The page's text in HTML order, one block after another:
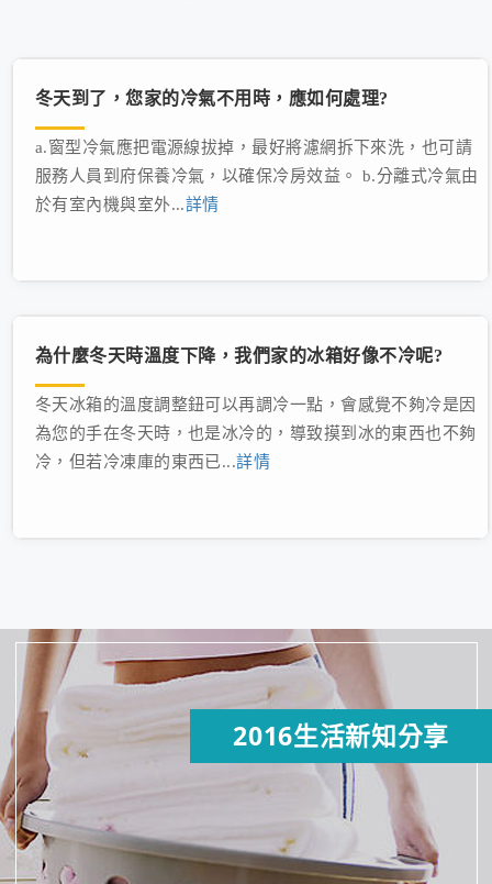
冬天到了，您家的冷氣不用時，應如何處理?
a.窗型冷氣應把電源線拔掉，最好將濾網拆下來洗，也可請
服務人員到府保養冷氣，以確保冷房效益。 b.分離式冷氣由
於有室內機與室外...詳情
為什麼冬天時溫度下降，我們家的冰箱好像不冷呢?
冬天冰箱的溫度調整鈕可以再調冷一點，會感覺不夠冷是因
為您的手在冬天時，也是冰冷的，導致摸到冰的東西也不夠
冷，但若冷凍庫的東西已...詳情
2016生活新知分享